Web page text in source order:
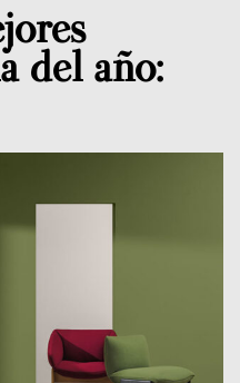
del año: